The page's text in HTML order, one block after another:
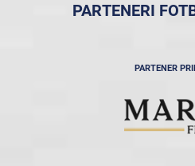
PARTENERI
PARTENER